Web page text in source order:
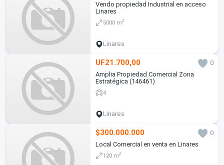
Vendo propiedad Industrial en acceso
Linares
5000 m2
Linares
UF21.700,00
0
Amplia Propiedad Comercial Zona
Estratégica (146461)
4
Linares
$300.000.000
0
Local Comercial en venta en Linares
120 m2